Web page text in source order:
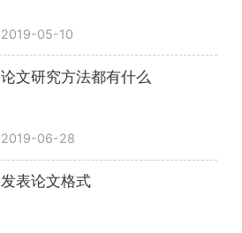
2019-05-10
论文研究方法都有什么
2019-06-28
发表论文格式